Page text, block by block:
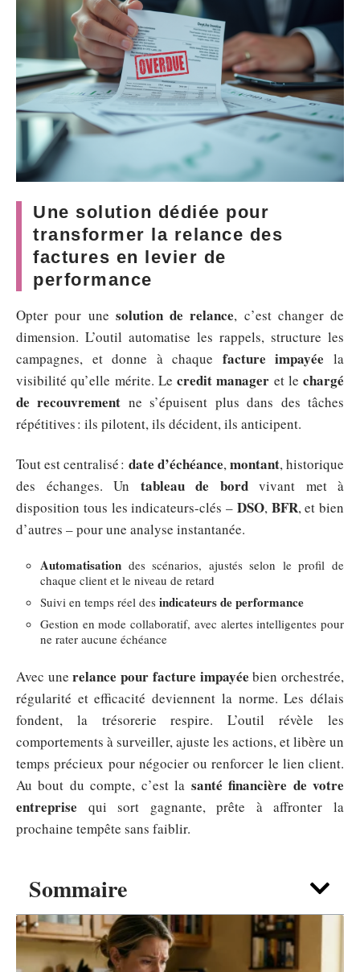
Sommaire
Une solution dédiée pour
transformer la relance des
factures en levier de
performance
Opter pour une solution de relance, c’est changer de
dimension. L’outil automatise les rappels, structure les
campagnes, et donne à chaque facture impayée la
visibilité qu’elle mérite. Le credit manager et le chargé
de recouvrement ne s’épuisent plus dans des tâches
répétitives : ils pilotent, ils décident, ils anticipent.
Tout est centralisé : date d’échéance, montant, historique
des échanges. Un tableau de bordvivant met à
disposition tous les indicateurs-clés – DSO, BFR, et bien
d’autres – pour une analyse instantanée.
Automatisation des scénarios, ajustés selon le profil de
chaque client et le niveau de retard
Suivi en temps réel des indicateurs de performance
Gestion en mode collaboratif, avec alertes intelligentes pour
ne rater aucune échéance
Avec unerelance pour facture impayée bien orchestrée,
régularité et efficacité deviennent la norme. Les délais
fondent, la trésorerie respire. L’outil révèle les
comportements à surveiller, ajuste les actions, et libère un
temps précieux pour négocier ou renforcer le lien client.
Au bout du compte, c’est la santé financière de votre
entreprise qui sort gagnante, prête à affronter la
prochaine tempête sans faiblir.